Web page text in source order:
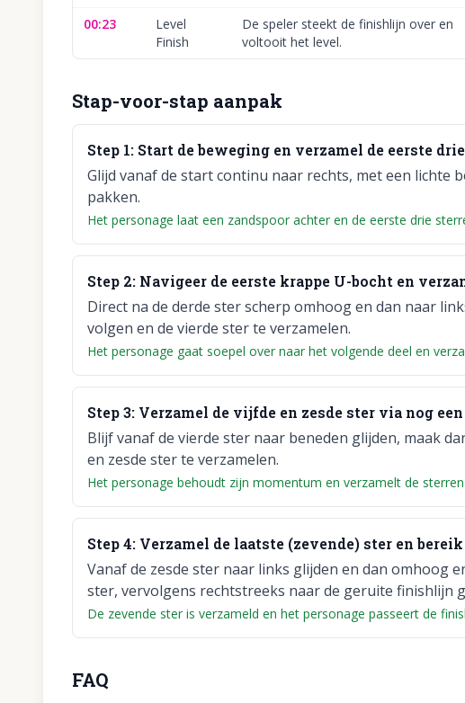
00:23
Level
Finish
De speler steekt de finishlijn over en
voltooit het level.
Stap-voor-stap aanpak
Step 1: Start de beweging en verzamel de eerste
Glijd vanaf de start continu naar rechts, met een lichte
pakken.
Het personage laat een zandspoor achter en de eerste drie
Step 2: Navigeer de eerste krappe U-bocht en
Direct na de derde ster scherp omhoog en dan naar
volgen en de vierde ster te verzamelen.
Het personage gaat soepel over naar het volgende deel en
Step3: Verzamel de vijfde en zesde ster via nog
Blijf vanaf de vierde ster naar beneden glijden, maak
en zesde ster te verzamelen.
Het personage behoudt zijn momentum en verzamelt de
Step4: Verzamel de laatste (zevende) ster en
Vanaf de zesde ster naar links glijden en dan omhoog
ster, vervolgens rechtstreeks naar de geruite finishlijn
De zevende ster is verzameld en het personage passeert de
FAQ